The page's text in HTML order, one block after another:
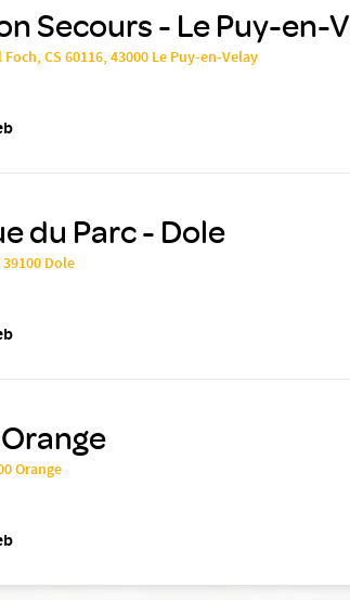
Secours - Le Puy-en-
CS 60116, 43000 Le Puy-en-Velay
du Parc - Dole
Dole
Orange